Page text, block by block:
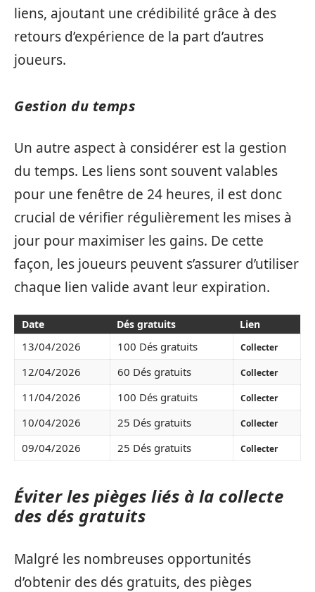
liens, ajoutant une crédibilité grâce à des
retours d’expérience de la part d’autres
joueurs.
Gestion du temps
Un autre aspect à considérer est la gestion
du temps. Les liens sont souvent valables
pour une fenêtre de 24 heures, il est donc
crucial de vérifier régulièrement les mises à
jour pour maximiser les gains. De cette
façon, les joueurs peuvent s’assurer d’utiliser
chaque lien valide avant leur expiration.
Date Dés gratuits Lien
13/04/2026 100 Dés gratuits Collecter
12/04/2026 60 Dés gratuits Collecter
11/04/2026 100 Dés gratuits Collecter
10/04/2026 25 Dés gratuits Collecter
09/04/2026 25 Dés gratuits Collecter
Éviter les pièges liés à la collecte
des dés gratuits
Malgré les nombreuses opportunités
d’obtenir des dés gratuits, des pièges